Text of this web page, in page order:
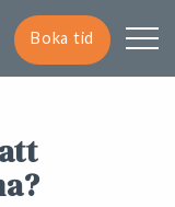
Boka tid